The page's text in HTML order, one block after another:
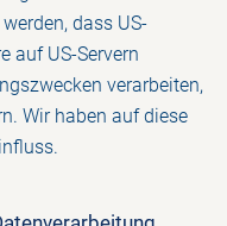
dass US-
auf US-Servern
verarbeiten,
Wir haben auf diese